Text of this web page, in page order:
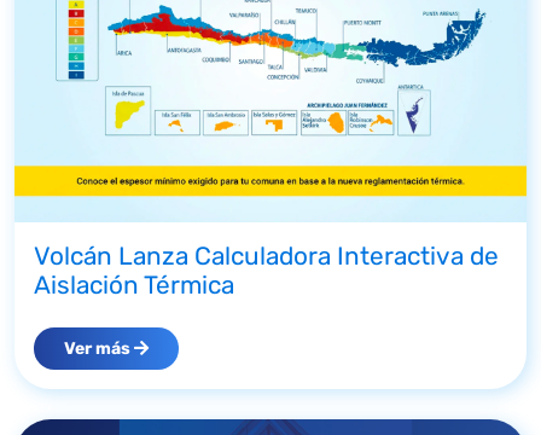
Volcán Lanza Calculadora Interactiva de
Aislación Térmica
Ver más